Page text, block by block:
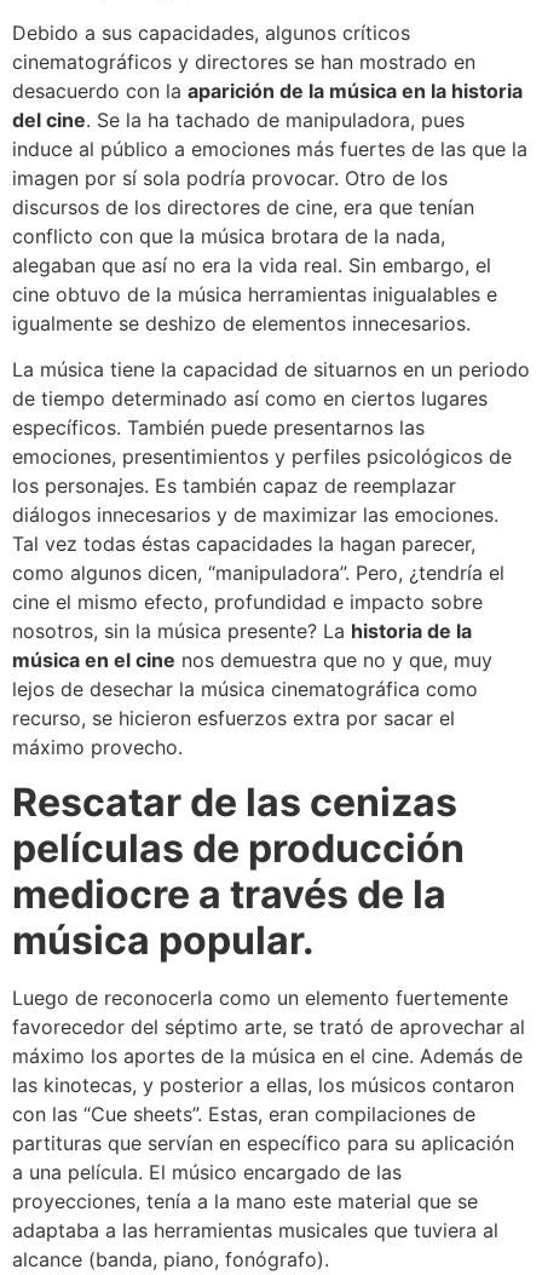
Debido a sus capacidades, algunos críticos
cinematográficos y directores se han mostrado en
desacuerdo con la aparición de la música en la historia
del cine. Se la ha tachado de manipuladora, pues
induce al público a emociones más fuertes de las que la
imagen por sí sola podría provocar. Otro de los
discursos de los directores de cine, era que tenían
conflicto con que la música brotara de la nada,
alegaban que así no era la vida real. Sin embargo, el
cine obtuvo de la música herramientas inigualables e
igualmente se deshizo de elementos innecesarios.
La música tiene la capacidad de situarnos en un periodo
de tiempo determinado así como en ciertos lugares
específicos. También puede presentarnos las
emociones, presentimientos y perfiles psicológicos de
los personajes. Es también capaz de reemplazar
diálogos innecesarios y de maximizar las emociones.
Tal vez todas éstas capacidades la hagan parecer,
como algunos dicen, “manipuladora”. Pero, ¿tendría el
cine el mismo efecto, profundidad e impacto sobre
nosotros, sin la música presente? La historia de la
música en el cine nos demuestra que no y que, muy
lejos de desechar la música cinematográfica como
recurso, se hicieron esfuerzos extra por sacar el
máximo provecho.
Rescatar de las cenizas
películas de producción
mediocre a través de la
música popular.
Luego de reconocerla como un elemento fuertemente
favorecedor del séptimo arte, se trató de aprovechar al
máximo los aportes de la música en el cine. Además de
las kinotecas, y posterior a ellas, los músicos contaron
con las “Cue sheets”. Estas, eran compilaciones de
partituras que servían en específico para su aplicación
a una película. El músico encargado de las
proyecciones, tenía a la mano este material que se
adaptaba a las herramientas musicales que tuviera al
alcance (banda, piano, fonógrafo).